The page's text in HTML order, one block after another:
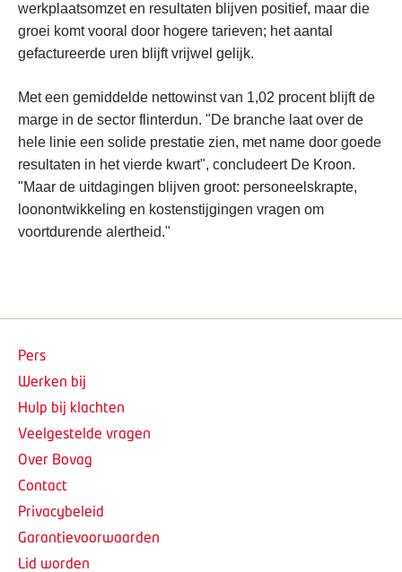
werkplaatsomzet en resultaten blijven positief, maar die
groei komt vooral door hogere tarieven; het aantal
gefactureerde uren blijft vrijwel gelijk.
Met een gemiddelde nettowinst van 1,02 procent blijft de
marge in de sector flinterdun. "De branche laat over de
hele linie een solide prestatie zien, met name door goede
resultaten in het vierde kwart", concludeert De Kroon.
"Maar de uitdagingen blijven groot: personeelskrapte,
loonontwikkeling en kostenstijgingen vragen om
voortdurende alertheid."
Pers
Werken bij
Hulp bij klachten
Veelgestelde vragen
Over Bovag
Contact
Privacybeleid
Garantievoorwaarden
Lid worden